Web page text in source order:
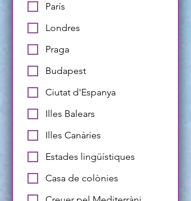
París
Londres
Praga
Budapest
Ciutat d'Espanya
Illes Balears
Illes Canàries
Estades lingüístiques
Casa de colònies